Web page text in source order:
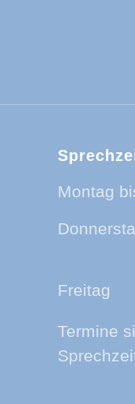
Montag
Freitag
Termine